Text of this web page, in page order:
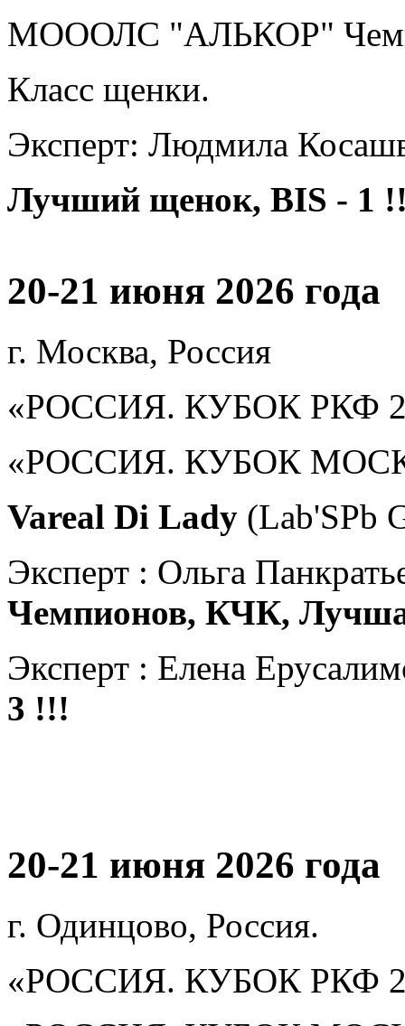
МОООЛС "АЛЬКОР"
Класс щенки.
Эксперт: Людмила
Лучший щенок, BIS - 1
20-21 июня 2026 года
г. Москва, Россия
«РОССИЯ. КУБОК РКФ
«РОССИЯ. КУБОК
Vareal Di Lady (Lab'SPb
Эксперт : Ольга
Чемпионов, КЧК,
Эксперт : Елена
3 !!!
20-21 июня 2026 года
г. Одинцово, Россия.
«РОССИЯ. КУБОК РКФ